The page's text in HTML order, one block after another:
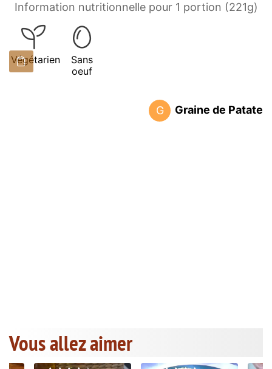
Information nutritionnelle pour 1 portion (221g)
Végétarien
Sans
oeuf
G Graine de Patate
Vous allez aimer